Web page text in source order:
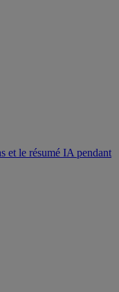
et le résumé IA pendant